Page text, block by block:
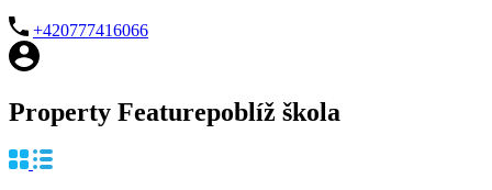
+420777416066
Property Featurepoblíž škola
+
−